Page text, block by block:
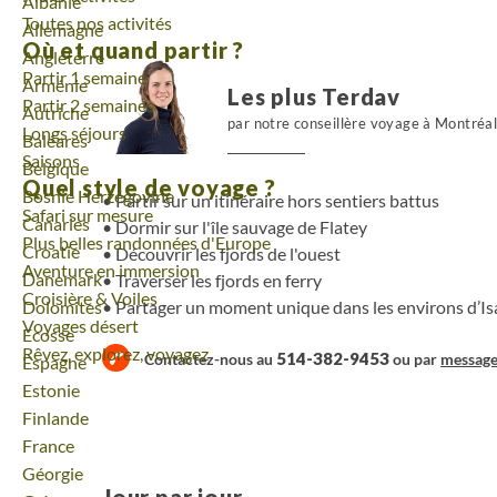
Voyage
Allemagne
Voyage
Angleterre
Voyage
Arménie
Voyage
Autriche
Voyage
Baléares
Voyage
Belgique
Voyage
Bosnie Herzégovine
Voyage
Canaries
Voyage
Croatie
Voyage
Danemark
Voyage
Dolomites
Voyage
Ecosse
Voyage
Espagne
Voyage
Estonie
Voyage
Finlande
Voyage
France
Voyage
Géorgie
Toutes nos activités
Où et quand partir ?
Partir 1 semaine
Partir 2 semaines
Longs séjours
Saisons
Quel style de voyage ?
Safari sur mesure
Plus belles randonnées d'Europe
Aventure en immersion
Croisière & Voiles
Voyages désert
Rêvez, explorez, voyagez
du Breiðarfjörður. Laissez-vous tentez par un
renards arctiques.
Les plus Terdav
par notre conseillère voyage à Montréal
Partir sur un itinéraire hors sentiers battus
Dormir sur l'île sauvage de Flatey
Découvrir les fjords de l'ouest
Traverser les fjords en ferry
Partager un moment unique dans les environs
Contactez-nous au 514-382-9453ou par message